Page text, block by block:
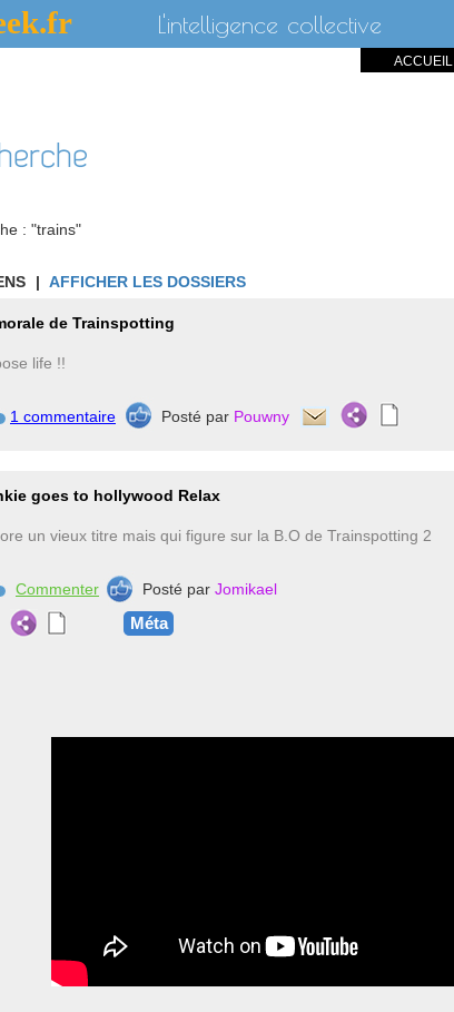
L'intelligence collective
ACCUEIL
: "trains"
| AFFICHER LES DOSSIERS
de Trainspotting
life !!
1 commentaire Posté par Pouwny
goes to hollywood Relax
un vieux titre mais qui figure sur la B.O de Trainspotting 2
Commenter Posté par Jomikael
Méta